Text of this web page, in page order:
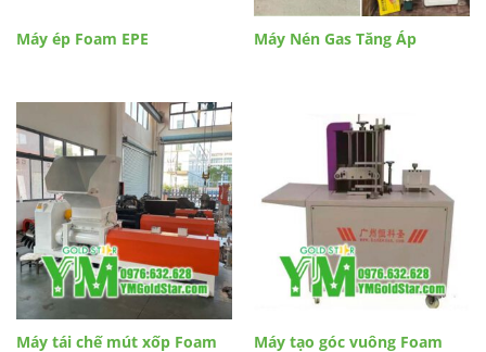
Máy ép Foam EPE Máy Nén Gas Tăng Áp
Máy tái chế mút xốp Foam
Máy tạo góc vuông Foam